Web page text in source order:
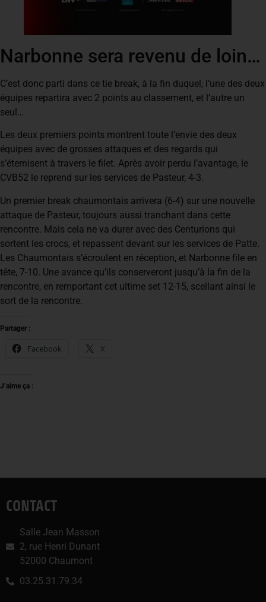
Narbonne sera revenu de loin…
C’est donc parti dans ce tie break, à la fin duquel, l’une des deux
équipes repartira avec 2 points au classement, et l’autre un
seul…
Les deux premiers points montrent toute l’envie des deux
équipes avec de grosses attaques et des regards qui
s’éternisent à travers le filet. Après avoir perdu l’avantage, le
CVB52 le reprend sur les services de Pasteur, 4-3.
Un premier break chaumontais arrivera (6-4) sur une nouvelle
attaque de Pasteur, toujours aussi tranchant dans cette
rencontre. Mais cela ne va durer avec des Centurions qui
sortent les crocs, et repassent devant sur les services de Patte.
Les Chaumontais s’écroulent en réception, et Narbonne file en
tête, 7-10. Une avance qu’ils conserveront jusqu’à la fin de la
rencontre, en remportant cet ultime set 12-15, scellant ainsi le
sort de la rencontre.
Partager :
Facebook X
J’aime ça :
CONTACT
Salle Jean Masson
2, rue Henri Dunant
52000 Chaumont
03.25.31.79.34